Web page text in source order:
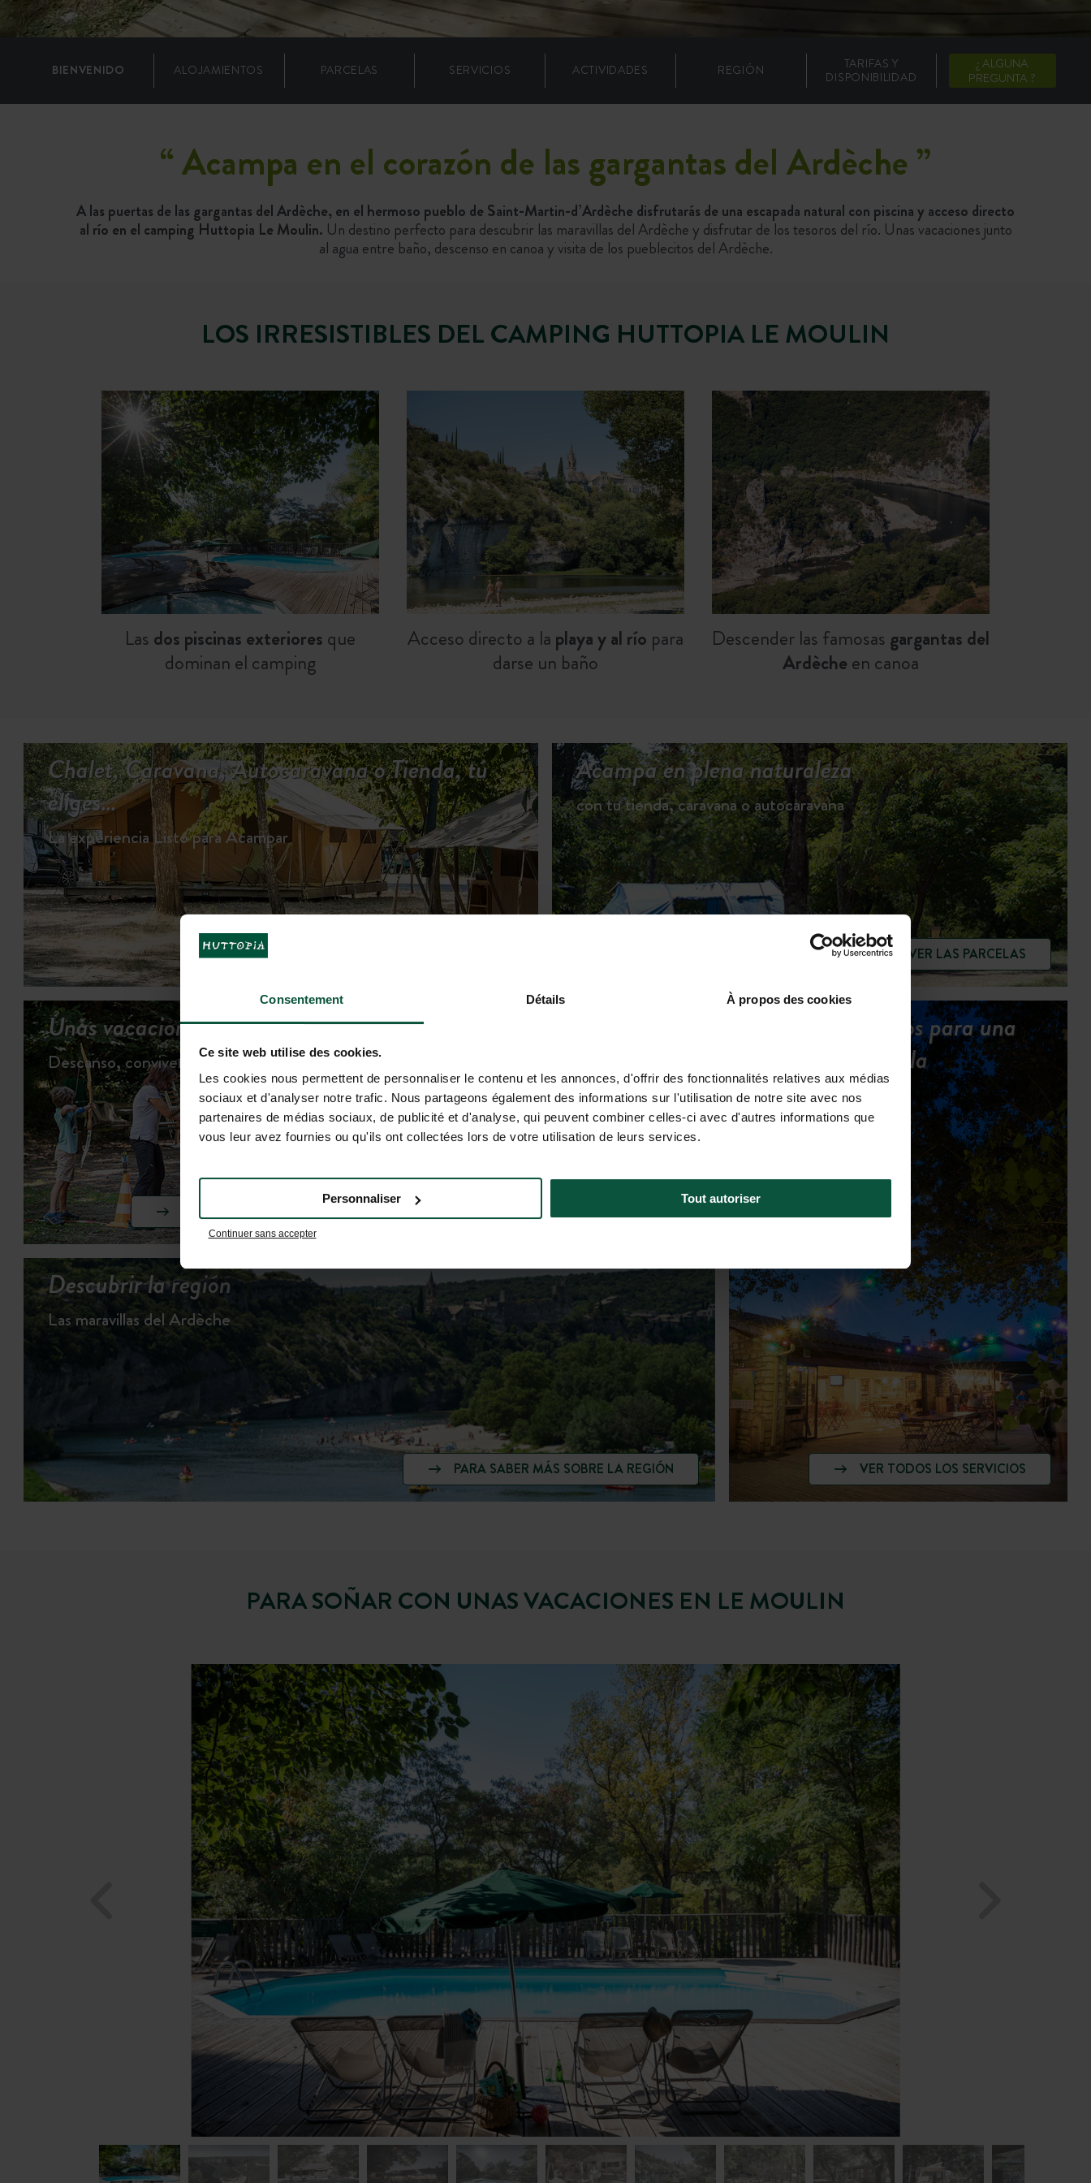
Consentement Détails À propos des cookies
Ce site web utilise des cookies.
Les cookies nous permettent de personnaliser le contenu et les annonces, d'offrir des fonctionnalités relatives aux médias
sociaux et d'analyser notre trafic. Nous partageons également des informations sur l'utilisation de notre site avec nos
partenaires de médias sociaux, de publicité et d'analyse, qui peuvent combiner celles-ci avec d'autres informations que
vous leur avez fournies ou qu'ils ont collectées lors de votre utilisation de leurs services.
Continuer sans accepter
Personnaliser Tout autoriser
BIENVENIDO ALOJAMIENTOS PARCELAS SERVICIOS ACTIVIDADES REGIÓN
TARIFAS Y
DISPONIBILIDAD
¿ ALGUNA
PREGUNTA ?
“Acampa en el corazón de las gargantas del Ardèche”
A las puertas de las gargantas del Ardèche, en el hermoso pueblo de Saint-Martin-d’Ardèche disfrutarás de una escapada natural con piscina y acceso directo
al río en el camping Huttopia Le Moulin. Un destino perfecto para descubrir las maravillas del Ardèche y disfrutar de los tesoros del río. Unas vacaciones junto
al agua entre baño, descenso en canoa y visita de los pueblecitos del Ardèche.
LOS IRRESISTIBLES DEL CAMPING HUTTOPIA LE MOULIN
Las dos piscinas exteriores que
dominan el camping
Acceso directo a la playa y al río para
darse un baño
Descender las famosas gargantas del
Ardèche en canoa
Chalet, Caravana, Autocaravana o Tienda, tú
eliges…
La experiencia Listo para Acampar
Acampa en plena naturaleza
con tu tienda, caravana o autocaravana
VER LAS PARCELAS
Unas vacaciones moviditas...
Descanso, convivencia y juegos…
Tarifas y disponibilidad
Todos los servicios para una
estancia tranquila
VER TODOS LOS SERVICIOS
Descubrir la región
Las maravillas del Ardèche
PARA SABER MÁS SOBRE LA REGIÓN
PARA SOÑAR CON UNAS VACACIONES EN LE MOULIN